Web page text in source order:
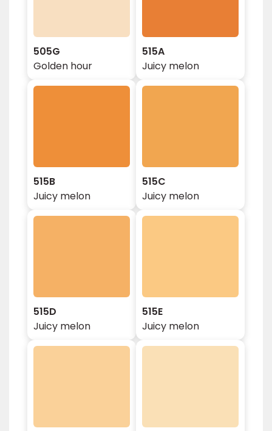
505G
Golden hour
515A
Juicy melon
515B
Juicy melon
515C
Juicy melon
515D
Juicy melon
515E
Juicy melon